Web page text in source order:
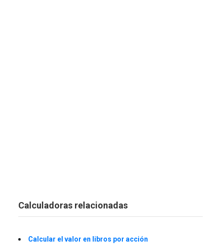
Calculadoras relacionadas
Calcular el valor en libros por acción